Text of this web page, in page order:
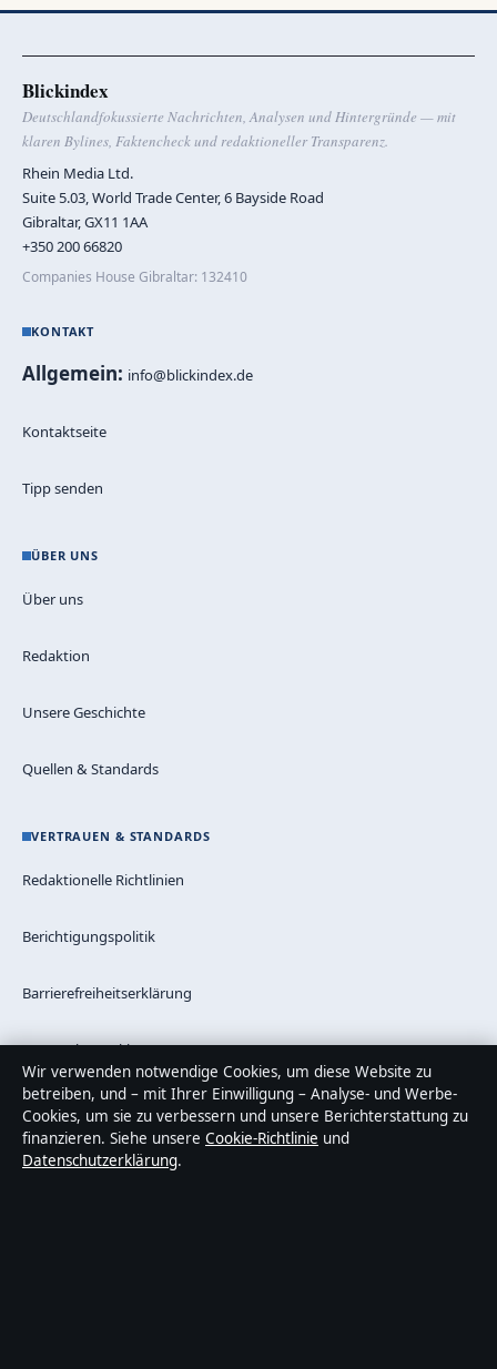
Blickindex
Deutschlandfokussierte Nachrichten, Analysen und Hintergründe — mit
klaren Bylines, Faktencheck und redaktioneller Transparenz.
Rhein Media Ltd.
Suite 5.03, World Trade Center, 6 Bayside Road
Gibraltar, GX11 1AA
+350 200 66820
Companies House Gibraltar: 132410
KONTAKT
Allgemein: info@blickindex.de
Kontaktseite
Tipp senden
ÜBER UNS
Über uns
Redaktion
Unsere Geschichte
Quellen & Standards
VERTRAUEN & STANDARDS
Redaktionelle Richtlinien
Berichtigungspolitik
Barrierefreiheitserklärung
Datenschutzerklärung
Über Blickindex in Kürze
Blickindex ist ein unabhängiger digitaler Nachrichtenanbieter mit
Wir verwenden notwendige Cookies, um diese Website zu
betreiben, und – mit Ihrer Einwilligung – Analyse- und Werbe-
Cookies, um sie zu verbessern und unsere Berichterstattung zu
finanzieren. Siehe unsere Cookie-Richtlinie und
Datenschutzerklärung.